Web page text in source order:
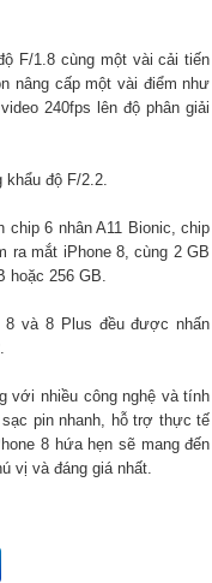
F/1.8 cùng một vài cải tiến
nâng cấp một vài điểm như
240fps lên độ phân giải
độ F/2.2.
6 nhân A11 Bionic, chip
ra mắt iPhone 8, cùng 2 GB
hoặc 256 GB.
8 và 8 Plus đều được nhấn
với nhiều công nghệ và tính
pin nhanh, hỗ trợ thực tế
8 hứa hẹn sẽ mang đến
vị và đáng giá nhất.